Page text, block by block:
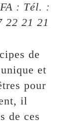
: Tél. :
22 21 21
de
et
pour
il
de ces